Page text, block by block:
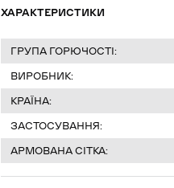
ХАРАКТЕРИСТИКИ
ГРУПА ГОРЮЧОСТІ:
ВИРОБНИК:
КРАЇНА:
ЗАСТОСУВАННЯ:
АРМОВАНА СІТКА: